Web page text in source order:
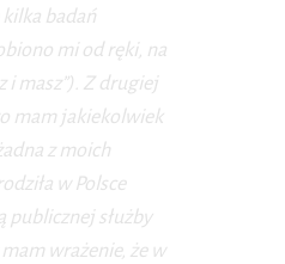
badań
mi od ręki, na
i masz”). Z drugiej
mam jakiekolwiek
z moich
w Polsce
publicznej służby
wrażenie, że w